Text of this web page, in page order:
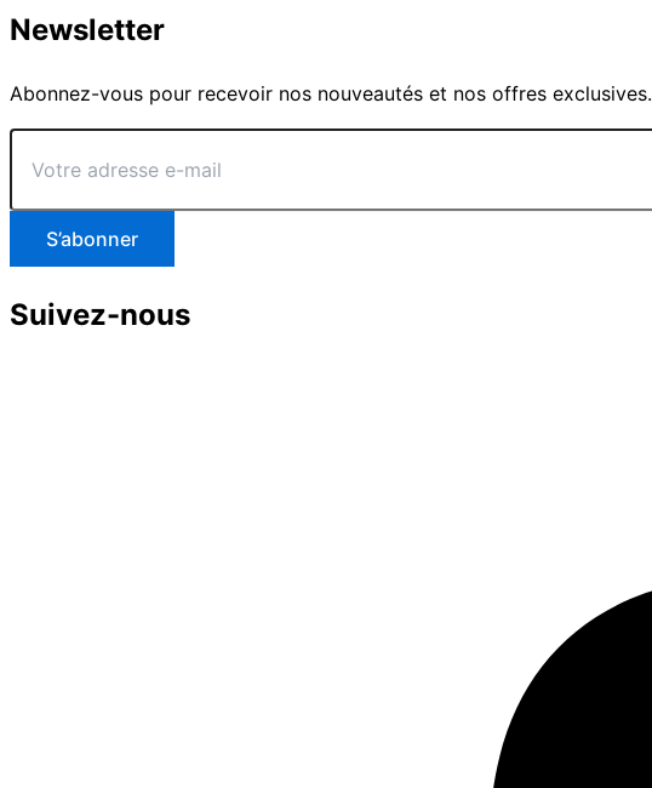
Newsletter
Abonnez-vous pour recevoir nos nouveautés et nos offres exclusives.
Votre
adresse
mail
S’abonner
Suivez-nous